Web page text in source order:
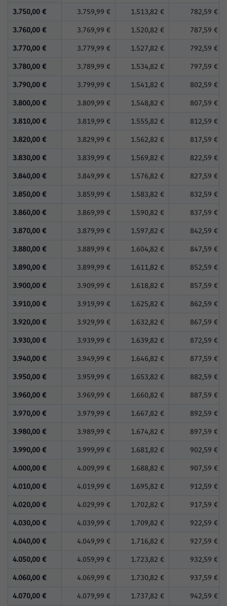
3.750,00 € 3.759,99 € 1.513,82 € 782,59 €
3.760,00 € 3.769,99 € 1.520,82 € 787,59 €
3.770,00 € 3.779,99 € 1.527,82 € 792,59 €
3.780,00 € 3.789,99 € 1.534,82 € 797,59 €
3.790,00 € 3.799,99 € 1.541,82 € 802,59 €
3.800,00 € 3.809,99 € 1.548,82 € 807,59 €
3.810,00 € 3.819,99 € 1.555,82 € 812,59 €
3.820,00 € 3.829,99 € 1.562,82 € 817,59 €
3.830,00 € 3.839,99 € 1.569,82 € 822,59 €
3.840,00 € 3.849,99 € 1.576,82 € 827,59 €
3.850,00 € 3.859,99 € 1.583,82 € 832,59 €
3.860,00 € 3.869,99 € 1.590,82 € 837,59 €
3.870,00 € 3.879,99 € 1.597,82 € 842,59 €
3.880,00 € 3.889,99 € 1.604,82 € 847,59 €
3.890,00 € 3.899,99 € 1.611,82 € 852,59 €
3.900,00 € 3.909,99 € 1.618,82 € 857,59 €
3.910,00 € 3.919,99 € 1.625,82 € 862,59 €
3.920,00 € 3.929,99 € 1.632,82 € 867,59 €
3.930,00 € 3.939,99 € 1.639,82 € 872,59 €
3.940,00 € 3.949,99 € 1.646,82 € 877,59 €
3.950,00 € 3.959,99 € 1.653,82 € 882,59 €
3.960,00 € 3.969,99 € 1.660,82 € 887,59 €
3.970,00 € 3.979,99 € 1.667,82 € 892,59 €
3.980,00 € 3.989,99 € 1.674,82 € 897,59 €
3.990,00 € 3.999,99 € 1.681,82 € 902,59 €
4.000,00 € 4.009,99 € 1.688,82 € 907,59 €
4.010,00 € 4.019,99 € 1.695,82 € 912,59 €
4.020,00 € 4.029,99 € 1.702,82 € 917,59 €
4.030,00 € 4.039,99 € 1.709,82 € 922,59 €
4.040,00 € 4.049,99 € 1.716,82 € 927,59 €
4.050,00 € 4.059,99 € 1.723,82 € 932,59 €
4.060,00 € 4.069,99 € 1.730,82 € 937,59 €
4.070,00 € 4.079,99 € 1.737,82 € 942,59 €